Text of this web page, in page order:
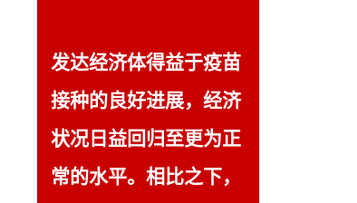
发达经济体得益于疫苗
接种的良好进展，经济
状况日益回归至更为正
常的水平。相比之下，